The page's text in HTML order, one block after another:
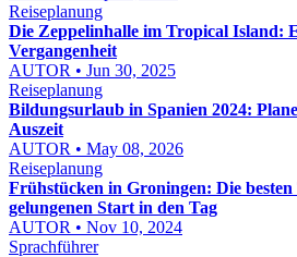
Reiseplanung
Die Zeppelinhalle im Tropical Island:
Vergangenheit
AUTOR • Jun 30, 2025
Reiseplanung
Bildungsurlaub in Spanien 2024:
Auszeit
AUTOR • May 08, 2026
Reiseplanung
Frühstücken in Groningen: Die
gelungenen Start in den Tag
AUTOR • Nov 10, 2024
Sprachführer